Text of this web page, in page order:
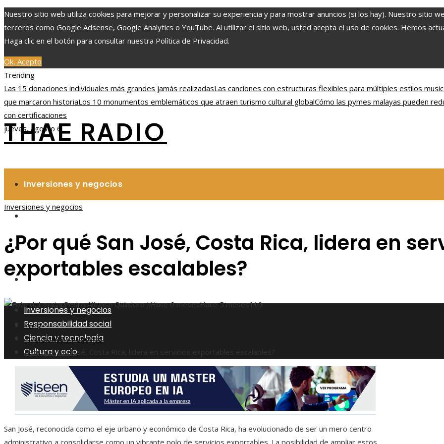
Nuestro sitio web utiliza cookies para mejorar y personalizar su experiencia y para mostrar anuncios (si los hay). Nuestro sitio
terceros como Google Adsense, Google Analytics o YouTube. Al utilizar el sitio web, usted acepta el uso de cookies. Hemos
Haga clic en el botón para consultar nuestra Política de Privacidad.
Ok, Acepto
Trending
Las 15 donaciones individuales más grandes jamás realizadasLas canciones con estructuras flexibles para múltiples estilos
que marcaron historiaLos 10 monumentos emblemáticos que atraen turismo cultural globalCómo las pymes malayas pueden
con certificaciones
jueves, agosto 6
THAE RADIO
Inversiones y negocios
Ciencia y tecnología
Cultura y ocio
Inversiones y negocios
Responsabilidad social
Ciencia y tecnología
Cultura y ocio
Inversiones y negocios
¿Por qué San José, Costa Rica, lidera en
exportables escalables?
Pedro Alfonso Quintero J.Hace 6 mesesHace 5 meses119
Inicio
Inversiones y negocios
¿Por qué San José, Costa Rica, lidera en servicios exportables escalables?
San José, reconocida como el eje urbano y económico de Costa Rica, ha evolucionado de ser un mero centro